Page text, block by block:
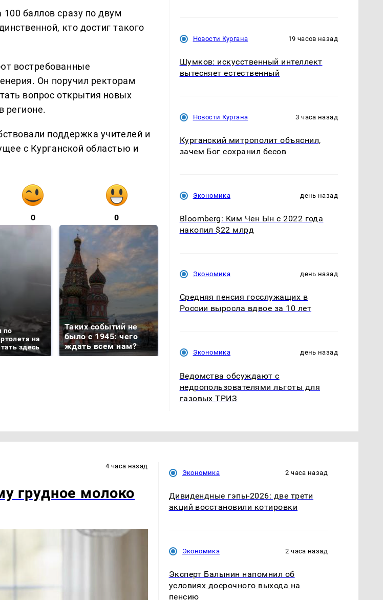
баллов сразу по двум
кто достиг такого
востребованные
Он поручил ректорам
вопрос открытия новых
регионе.
поддержка учителей и
с Курганской областью и
0 0
по
на
здесь
Таких событий не
было с 1945: чего
ждать всем нам?
продукта: что купить?
Новости Кургана 19 часов назад
Шумков: искусственный интеллект
вытесняет естественный
Новости Кургана 3 часа назад
Курганский митрополит объяснил,
зачем Бог сохранил бесов
Экономика день назад
Bloomberg: Ким Чен Ын с 2022 года
накопил $22 млрд
Экономика день назад
Средняя пенсия госслужащих в
России выросла вдвое за 10 лет
Экономика день назад
Ведомства обсуждают с
недропользователями льготы для
газовых ТРИЗ
4 часа назад
грудное молоко
Экономика 2 часа назад
Дивидендные гэпы-2026: две трети
акций восстановили котировки
Экономика 2 часа назад
Эксперт Балынин напомнил об
условиях досрочного выхода на
пенсию